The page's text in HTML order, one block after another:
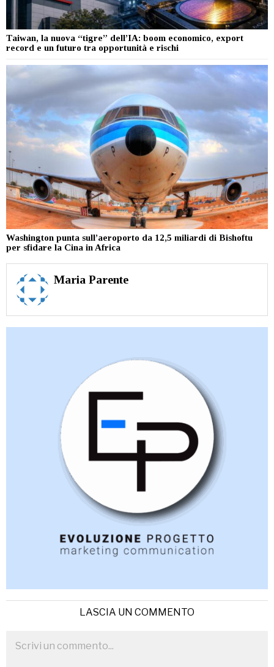
Taiwan, la nuova “tigre” dell’IA: boom economico, export
record e un futuro tra opportunità e rischi
Washington punta sull’aeroporto da 12,5 miliardi di Bishoftu
per sfidare la Cina in Africa
Maria Parente
LASCIA UN COMMENTO